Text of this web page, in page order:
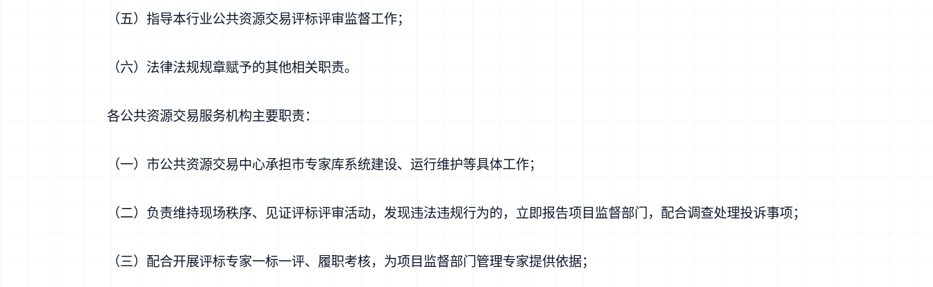
（五）指导本行业公共资源交易评标评审监督工作；
（六）法律法规规章赋予的其他相关职责。
各公共资源交易服务机构主要职责：
（一）市公共资源交易中心承担市专家库系统建设、运行维护等具体工作；
（二）负责维持现场秩序、见证评标评审活动，发现违法违规行为的，立即报告项目监督部门，配合调查处理投诉事项；
（三）配合开展评标专家一标一评、履职考核，为项目监督部门管理专家提供依据；